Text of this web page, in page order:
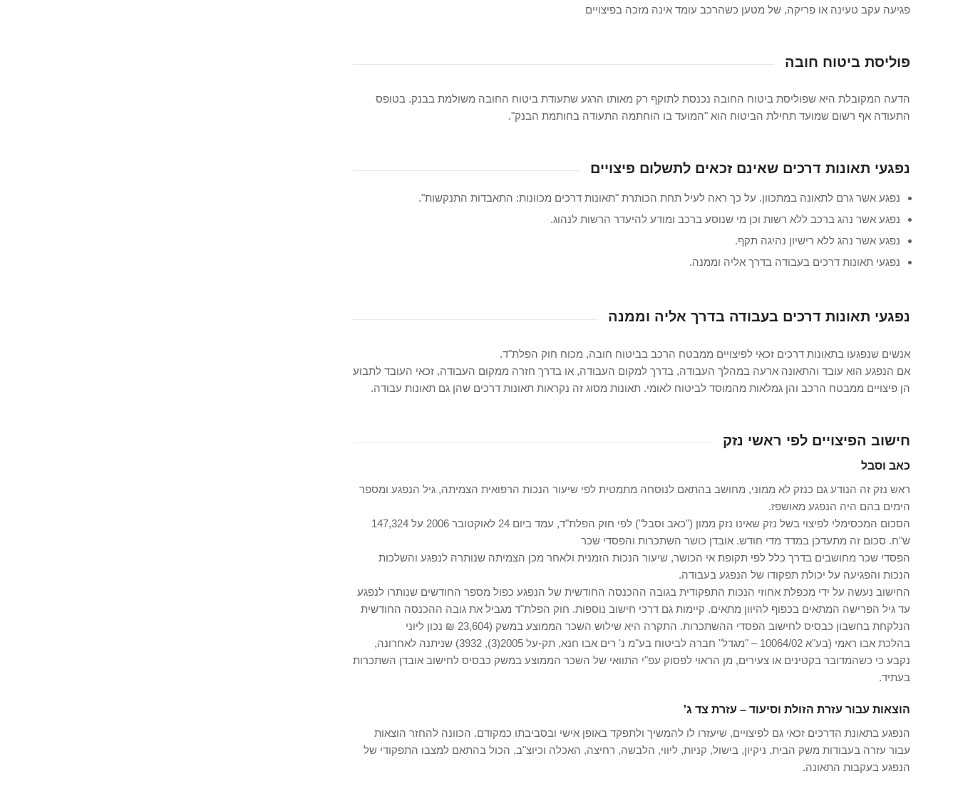
פגיעה עקב טעינה או פריקה, של מטען כשהרכב עומד אינה מזכה בפיצויים
פוליסת ביטוח חובה
הדעה המקובלת היא שפוליסת ביטוח החובה נכנסת לתוקף רק מאותו הרגע שתעודת ביטוח החובה משולמת בבנק. בטופס
התעודה אף רשום שמועד תחילת הביטוח הוא "המועד בו הוחתמה התעודה בחותמת הבנק".
נפגעי תאונות דרכים שאינם זכאים לתשלום פיצויים
נפגע אשר גרם לתאונה במתכוון. על כך ראה לעיל תחת הכותרת "תאונות דרכים מכוונות: התאבדות התנקשות".
נפגע אשר נהג ברכב ללא רשות וכן מי שנוסע ברכב ומודע להיעדר הרשות לנהוג.
נפגע אשר נהג ללא רישיון נהיגה תקף.
נפגעי תאונות דרכים בעבודה בדרך אליה וממנה.
נפגעי תאונות דרכים בעבודה בדרך אליה וממנה
אנשים שנפגעו בתאונות דרכים זכאי לפיצויים ממבטח הרכב בביטוח חובה, מכוח חוק הפלת"ד.
אם הנפגע הוא עובד והתאונה ארעה במהלך העבודה, בדרך למקום העבודה, או בדרך חזרה ממקום העבודה, זכאי העובד לתבוע
הן פיצויים ממבטח הרכב והן גמלאות מהמוסד לביטוח לאומי. תאונות מסוג זה נקראות תאונות דרכים שהן גם תאונות עבודה.
חישוב הפיצויים לפי ראשי נזק
כאב וסבל
ראש נזק זה הנודע גם כנזק לא ממוני, מחושב בהתאם לנוסחה מתמטית לפי שיעור הנכות הרפואית הצמיתה, גיל הנפגע ומספר
הימים בהם היה הנפגע מאושפז.
הסכום המכסימלי לפיצוי בשל נזק שאינו נזק ממון ("כאב וסבל") לפי חוק הפלת"ד, עמד ביום 24 לאוקטובר 2006 על 147,324
ש"ח. סכום זה מתעדכן במדד מדי חודש. אובדן כושר השתכרות והפסדי שכר
הפסדי שכר מחושבים בדרך כלל לפי תקופת אי הכושר, שיעור הנכות הזמנית ולאחר מכן הצמיתה שנותרה לנפגע והשלכות
הנכות והפגיעה על יכולת תפקודו של הנפגע בעבודה.
החישוב נעשה על ידי מכפלת אחוזי הנכות התפקודית בגובה ההכנסה החודשית של הנפגע כפול מספר החודשים שנותרו לנפגע
עד גיל הפרישה המתאים בכפוף להיוון מתאים. קיימות גם דרכי חישוב נוספות. חוק הפלת"ד מגביל את גובה ההכנסה החודשית
הנלקחת בחשבון כבסיס לחישוב הפסדי ההשתכרות. התקרה היא שילוש השכר הממוצע במשק (23,604 ₪ נכון ליוני
בהלכת אבו ראמי (בע"א 10064/02 – "מגדל" חברה לביטוח בע"מ נ' רים אבו חנא, תק-על 2005(3), 3932) שניתנה לאחרונה,
נקבע כי כשהמדובר בקטינים או צעירים, מן הראוי לפסוק עפ"י התוואי של השכר הממוצע במשק כבסיס לחישוב אובדן השתכרות
בעתיד.
הוצאות עבור עזרת הזולת וסיעוד – עזרת צד ג'
הנפגע בתאונת הדרכים זכאי גם לפיצויים, שיעזרו לו להמשיך ולתפקד באופן אישי ובסביבתו כמקודם. הכוונה להחזר הוצאות
עבור עזרה בעבודות משק הבית, ניקיון, בישול, קניות, ליווי, הלבשה, רחיצה, האכלה וכיוצ"ב, הכול בהתאם למצבו התפקודי של
הנפגע בעקבות התאונה.